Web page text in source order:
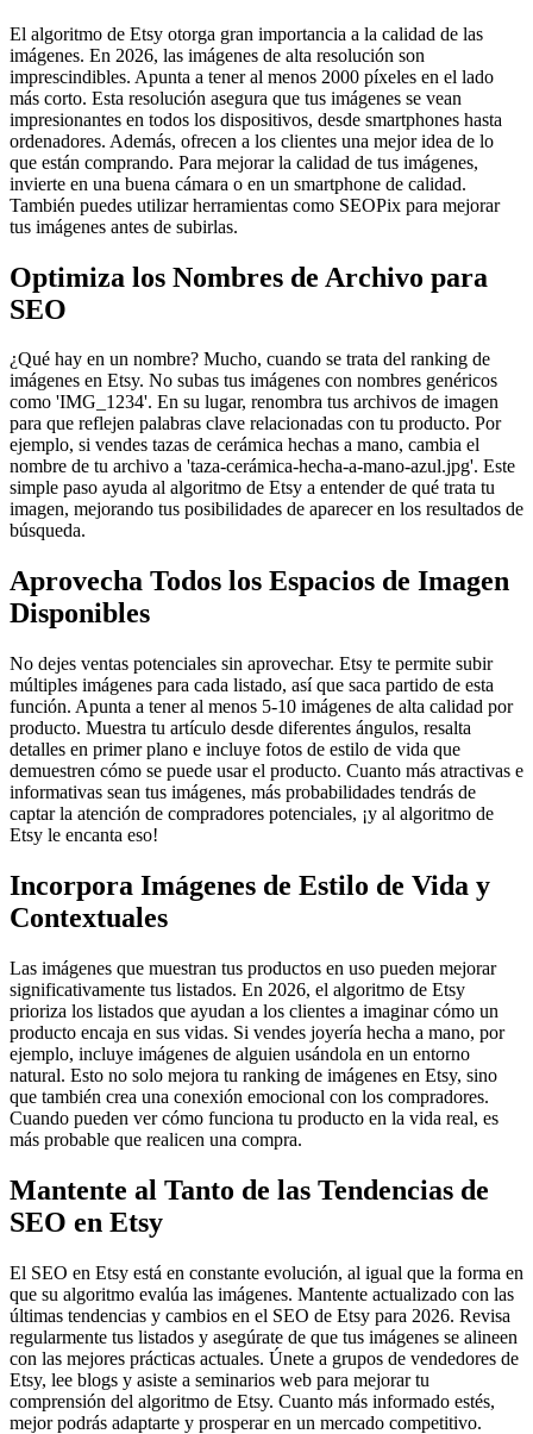
El algoritmo de Etsy otorga gran importancia a la calidad de las
imágenes. En 2026, las imágenes de alta resolución son
imprescindibles. Apunta a tener al menos 2000 píxeles en el lado
más corto. Esta resolución asegura que tus imágenes se vean
impresionantes en todos los dispositivos, desde smartphones hasta
ordenadores. Además, ofrecen a los clientes una mejor idea de lo
que están comprando. Para mejorar la calidad de tus imágenes,
invierte en una buena cámara o en un smartphone de calidad.
También puedes utilizar herramientas como SEOPix para mejorar
tus imágenes antes de subirlas.
Optimiza los Nombres de Archivo para
SEO
¿Qué hay en un nombre? Mucho, cuando se trata del ranking de
imágenes en Etsy. No subas tus imágenes con nombres genéricos
como 'IMG_1234'. En su lugar, renombra tus archivos de imagen
para que reflejen palabras clave relacionadas con tu producto. Por
ejemplo, si vendes tazas de cerámica hechas a mano, cambia el
nombre de tu archivo a 'taza-cerámica-hecha-a-mano-azul.jpg'. Este
simple paso ayuda al algoritmo de Etsy a entender de qué trata tu
imagen, mejorando tus posibilidades de aparecer en los resultados de
búsqueda.
Aprovecha Todos los Espacios de Imagen
Disponibles
No dejes ventas potenciales sin aprovechar. Etsy te permite subir
múltiples imágenes para cada listado, así que saca partido de esta
función. Apunta a tener al menos 5-10 imágenes de alta calidad por
producto. Muestra tu artículo desde diferentes ángulos, resalta
detalles en primer plano e incluye fotos de estilo de vida que
demuestren cómo se puede usar el producto. Cuanto más atractivas e
informativas sean tus imágenes, más probabilidades tendrás de
captar la atención de compradores potenciales, ¡y al algoritmo de
Etsy le encanta eso!
Incorpora Imágenes de Estilo de Vida y
Contextuales
Las imágenes que muestran tus productos en uso pueden mejorar
significativamente tus listados. En 2026, el algoritmo de Etsy
prioriza los listados que ayudan a los clientes a imaginar cómo un
producto encaja en sus vidas. Si vendes joyería hecha a mano, por
ejemplo, incluye imágenes de alguien usándola en un entorno
natural. Esto no solo mejora tu ranking de imágenes en Etsy, sino
que también crea una conexión emocional con los compradores.
Cuando pueden ver cómo funciona tu producto en la vida real, es
más probable que realicen una compra.
Mantente al Tanto de las Tendencias de
SEO en Etsy
El SEO en Etsy está en constante evolución, al igual que la forma en
que su algoritmo evalúa las imágenes. Mantente actualizado con las
últimas tendencias y cambios en el SEO de Etsy para 2026. Revisa
regularmente tus listados y asegúrate de que tus imágenes se alineen
con las mejores prácticas actuales. Únete a grupos de vendedores de
Etsy, lee blogs y asiste a seminarios web para mejorar tu
comprensión del algoritmo de Etsy. Cuanto más informado estés,
mejor podrás adaptarte y prosperar en un mercado competitivo.